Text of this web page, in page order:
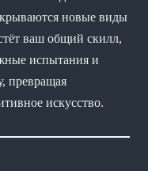
новые виды
ваш общий скилл,
испытания и
превращая
искусство.